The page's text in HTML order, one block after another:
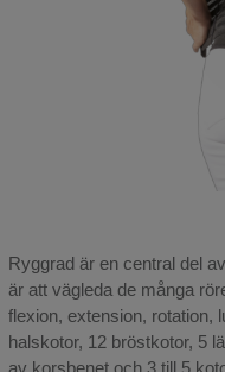
Ryggrad är en central del
är att vägleda de många
flexion, extension, rotation,
halskotor, 12 bröstkotor, 5
av korsbenet och 3 till 5